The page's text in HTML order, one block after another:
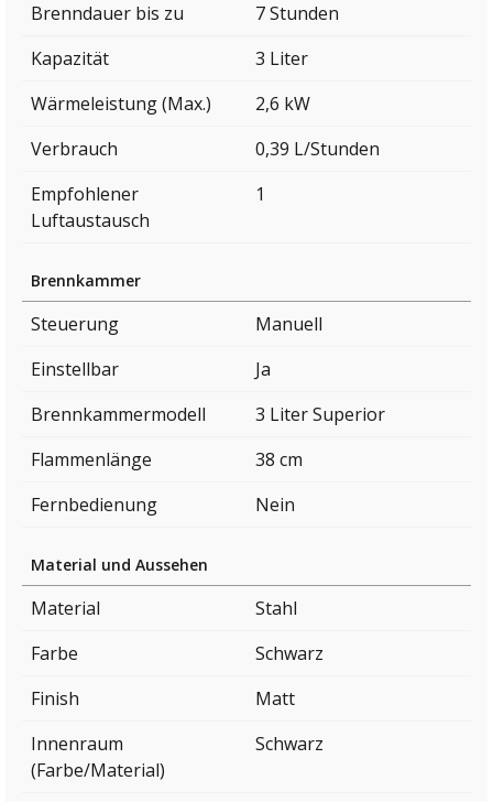
Brenndauer bis zu
7 Stunden
Kapazität
3 Liter
Wärmeleistung (Max.)
2,6 kW
Verbrauch
0,39 L/Stunden
Empfohlener
Luftaustausch
1
Brennkammer
Steuerung
Manuell
Einstellbar
Ja
Brennkammermodell
3 Liter Superior
Flammenlänge
38 cm
Fernbedienung
Nein
Material und Aussehen
Material
Stahl
Farbe
Schwarz
Finish
Matt
Innenraum
(Farbe/Material)
Schwarz